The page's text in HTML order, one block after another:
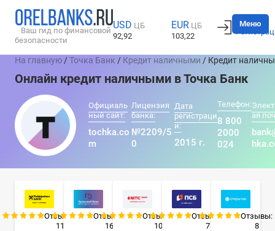
Ваш гид по финансовой
безопасности
USD ЦБ
92,92
EUR ЦБ
103,22
Вход
Меню
На главную /Точка Банк / Кредит наличными / Кредит
Онлайн кредит наличными в Точка Банк
Официаль
ный сайт:
tochka.co
m
Лицензия
банка:
№2209/5
0
Дата
регистраци
и:
2015 г.
Телефон:
8 800
2000
024
ая
Отзывы:
11
Отзывы:
16
Отзывы:
10
Отзывы:
7
Отзывы:
8